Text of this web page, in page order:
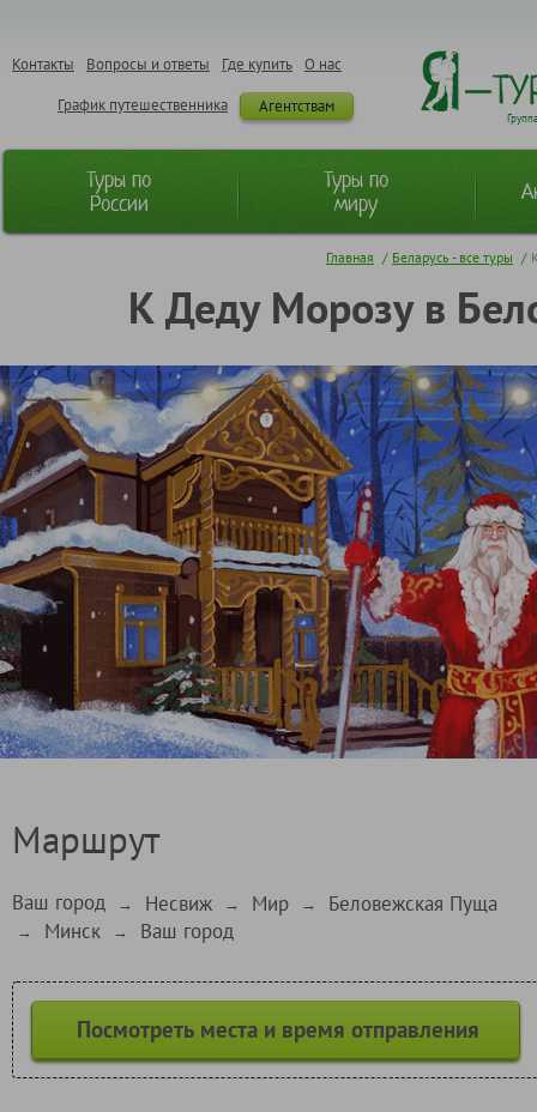
О нас
Где купить
Вопросы и ответы
Контакты
Агентствам
График путешественника
Туры по
России
Туры по
миру
Главная / Беларусь - все туры /
К Деду Морозу в
Маршрут
Ваш город → Несвиж → Мир → Беловежская Пуща
→ Минск → Ваш город
Посмотреть места и время отправления